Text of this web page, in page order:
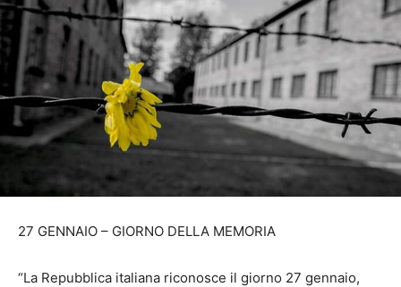
27 GENNAIO – GIORNO DELLA MEMORIA
“La Repubblica italiana riconosce il giorno 27 gennaio,